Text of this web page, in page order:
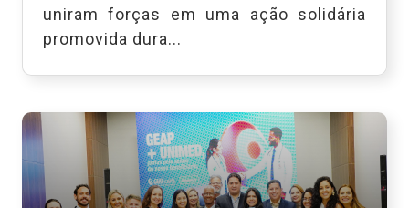
uniram forças em uma ação solidária
promovida dura...